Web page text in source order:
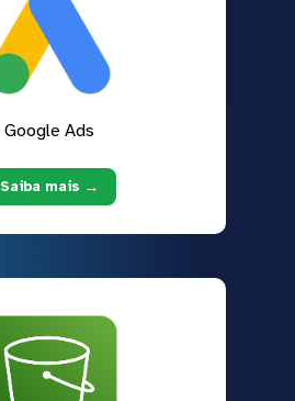
Google Ads
Saiba mais →